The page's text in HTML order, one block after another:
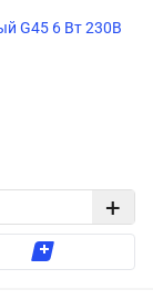
G45 6 Вт 230В
+